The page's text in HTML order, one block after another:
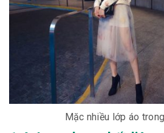
Mặc nhiều lớp áo